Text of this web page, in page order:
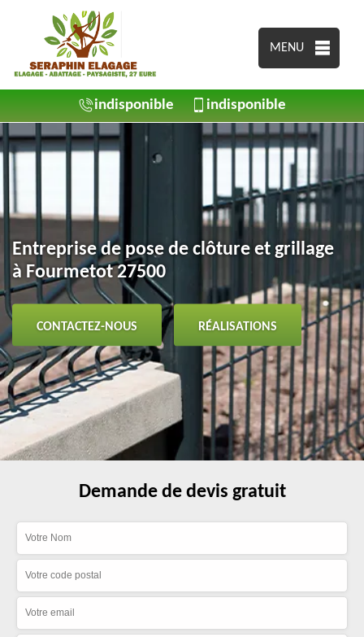
MENU
indisponible indisponible
Entreprise de pose de clôture et grillage
à Fourmetot 27500
CONTACTEZ-NOUS RÉALISATIONS
Demande de devis gratuit